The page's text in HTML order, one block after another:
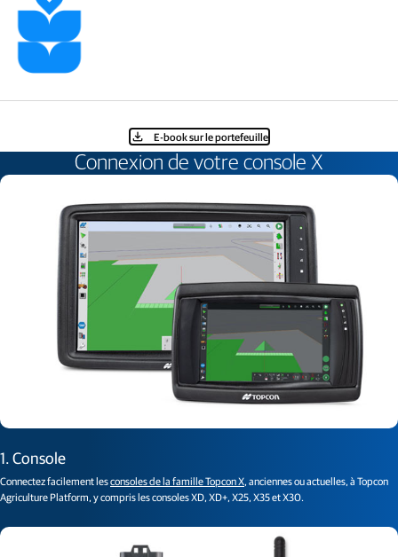
E-book sur le portefeuille
Connexion de votre console X
1. Console
Connectez facilement lesconsoles de la famille Topcon X, anciennes ou actuelles, à Topcon
Agriculture Platform, y compris les consoles XD, XD+, X25, X35 et X30.